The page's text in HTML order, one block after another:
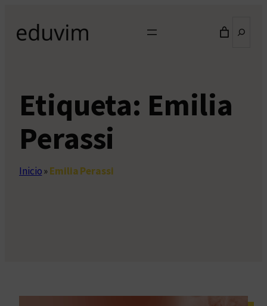
contenido
Etiqueta: Emilia
Perassi
Inicio»Emilia Perassi